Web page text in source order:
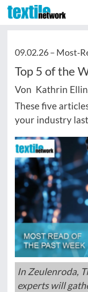
09.02.26 –
Top 5 of the
Von Kathrin
These five
your industry
In Zeulenroda,
experts will